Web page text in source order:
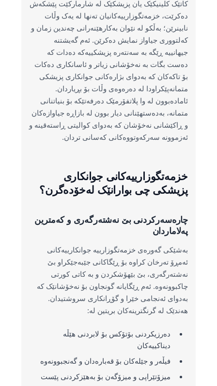
کاتێک کلینیکێک یان پزیشکێک لە شارمارکێت پێشکەش
دەکرێت، خزمەتگوزارییەکانیان تەنها لە یەک وڵات
نابینرێن؛ بەڵکو لە نێوان بەکارهێنەرانی چەندین زمان و
کەلتووری جیاواز نمایش دەکرێن. ئەم گەیشتنە
جیهانییە ڕێگە بە سەنتەرە پزیشکییەکە دەدات کە
دەست بگات بە نەخۆشانی زیاتر و ئاسانکاری دەکات
بۆ تاکەکان کە بەدوای بژارەکانی جوانکاری پزیشکی
متمانەپێکراودا لە دەرەوەی وڵات بۆ بڕیاردان.
ئامادەبوون لە وا پلاتفۆرمێک دەرفەتێکە بۆ بنیاتنانی
متمانە، بەدەستهێنانی دیار بوون لە بازاڕە جیاوازەکان
و ڕاکێشانی نەخۆشان کە بەدوای کوالیتی ڕاستەقینە و
ئەزموونە سەرکەوتووەکانی کەسانی تردان.
خزمەتگوزارییەکانی جوانکاری
پزیشکی چی بوارانێک لەخۆدەگرن؟
چارەسەرکردنی بێ نەشتەرگەری و کەمترین
پەلاماردان
بەشێکی گەورەی خزمەتگوزارییە جوانکارییەکانی
ئەمڕۆ تەرخان کراوە بۆ ڕێگاکانی جێبەجێکراو بێ
نەشتەرگەری، بێ بێهۆشکردن و بە کاتی کورتی
چاکبوونەوە. ئەم ڕێگایانە گونجاون بۆ نەخۆشانێک کە
بەدوای ئەنجامی خێرا و گۆڕانکاری سروشتیدان.
هەندێک لە گرنگترینەکان بریتین لە:
دەرزیکردنی بۆتۆکس بۆ لابردنی هێڵە
دیناکییەکان
فیڵەر و جێلەکان بۆ قەبارەدان و گەنجبوونەوە
میزۆتێراپی و میزۆگەن بۆ بەهێزکردنی پێست